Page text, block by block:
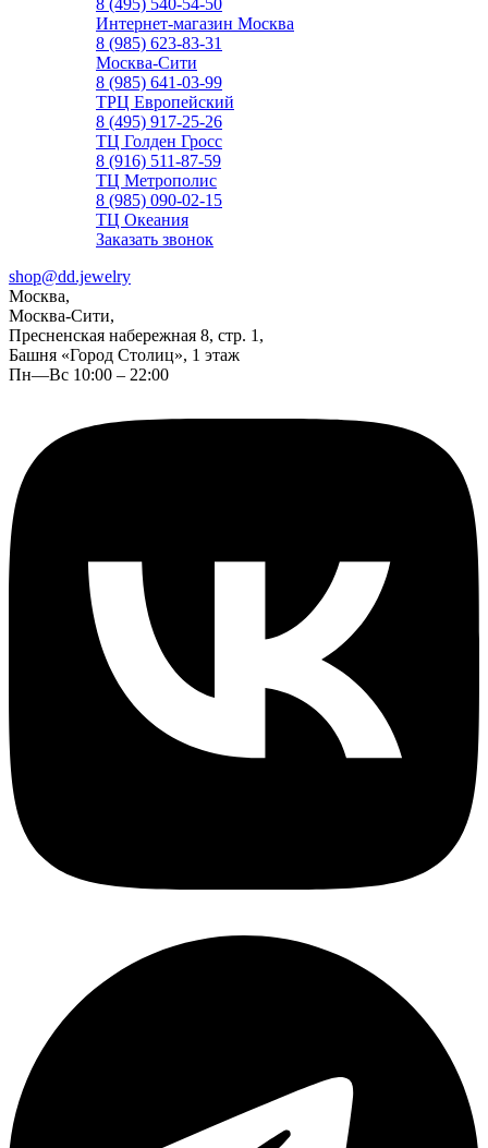
8 (495) 540-54-50
Интернет-магазин Москва
8 (985) 623-83-31
Москва-Сити
8 (985) 641-03-99
ТРЦ Европейский
8 (495) 917-25-26
ТЦ Голден Гросс
8 (916) 511-87-59
ТЦ Метрополис
8 (985) 090-02-15
ТЦ Океания
Заказать звонок
shop@dd.jewelry
Москва,
Москва-Сити,
Пресненская набережная 8, стр. 1,
Башня «Город Столиц», 1 этаж
Пн—Вс 10:00 – 22:00